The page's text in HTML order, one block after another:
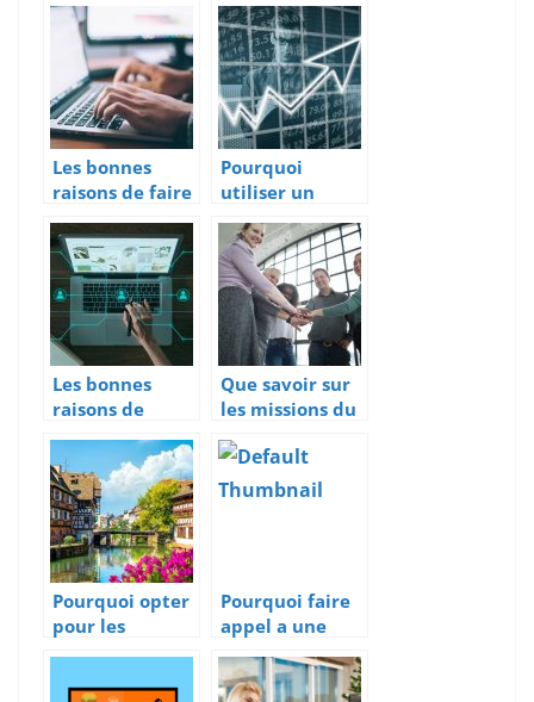
entreprise
Les bonnes
raisons de faire
une
maintenance
informatique
Pourquoi
utiliser un
logiciel PLM ?
Les bonnes
raisons de
choisir une
solution ERP
Que savoir sur
les missions du
BIM
management
dans la
Pourquoi opter
pour les
services d’une
Pourquoi faire
appel a une
agence de
communication